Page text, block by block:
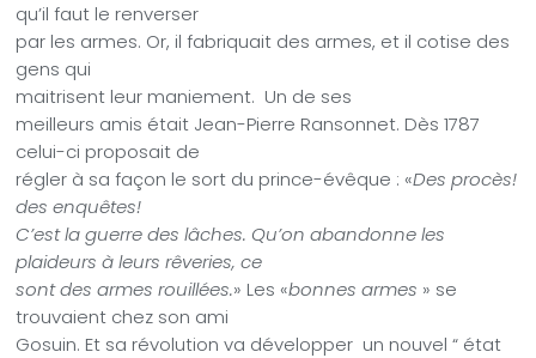
qu’il faut le renverser
par les armes. Or, il fabriquait des armes, et il cotise des
gens qui
maitrisent leur maniement. Un de ses
meilleurs amis était Jean-Pierre Ransonnet. Dès 1787
celui-ci proposait de
régler à sa façon le sort du prince-évêque : «Des procès!
des enquêtes!
C’est la guerre des lâches. Qu’on abandonne les
plaideurs à leurs rêveries, ce
sont des armes rouillées.» Les «bonnes armes » se
trouvaient chez son ami
Gosuin. Et sa révolution va développer un nouvel “ état